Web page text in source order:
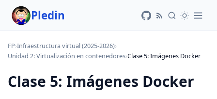
Pledin
FP›Infraestructura virtual (2025-2026)›
Unidad 2: Virtualización en contenedores›Clase 5: Imágenes Docker
Clase 5: Imágenes Docker